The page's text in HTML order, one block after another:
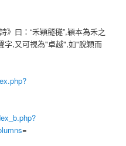
》曰：“禾穎穟穟”,穎本為禾之
字,又可視為"卓越",如"脫穎而
=